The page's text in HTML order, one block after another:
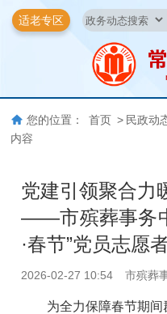
适老专区
您的位置： 首页 > 民政动
内容
党建引领聚合力
——市殡葬事务
·春节”党员志愿
2026-02-27 10:54 市殡葬
为全力保障春节期